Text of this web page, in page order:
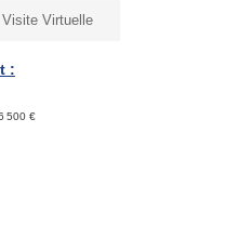
CLIENT
:
500 €
Visite Virtuelle